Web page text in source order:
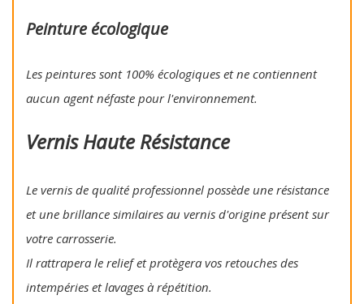
Peinture écologique
Les peintures sont 100% écologiques et ne contiennent
aucun agent néfaste pour l'environnement.
Vernis Haute Résistance
Le vernis de qualité professionnel possède une résistance
et une brillance similaires au vernis d'origine présent sur
votre carrosserie.
Il rattrapera le relief et protègera vos retouches des
intempéries et lavages à répétition.